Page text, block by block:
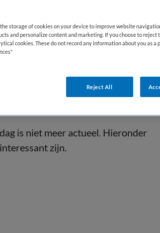
Niet nader bepaald
is niet meer actueel. Hieronder
zijn.
storage of cookies on your device to improve website
and personalize content and marketing. If you choose to reject
cookies. These do not record any information about you as a
Reject All